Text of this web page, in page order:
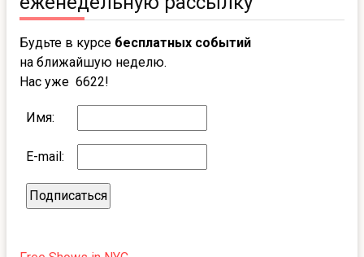
Будьте в курсе бесплатных событий
на ближайшую неделю.
Нас уже 6622!
Имя:
E-mail: